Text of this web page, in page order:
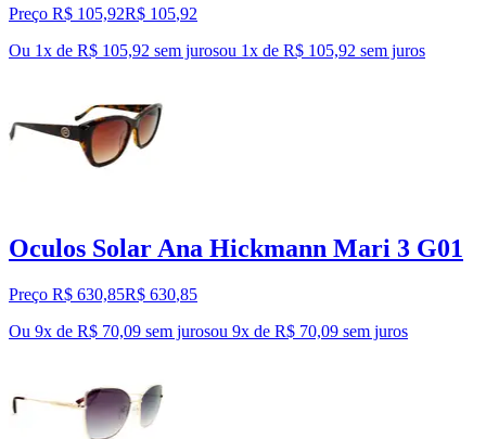
Preço R$ 105,92R$ 105,92
Ou 1x de R$ 105,92 sem jurosou 1x de R$ 105,92 sem juros
Oculos Solar Ana Hickmann Mari 3 G01
Preço R$ 630,85R$ 630,85
Ou 9x de R$ 70,09 sem jurosou 9x de R$ 70,09 sem juros